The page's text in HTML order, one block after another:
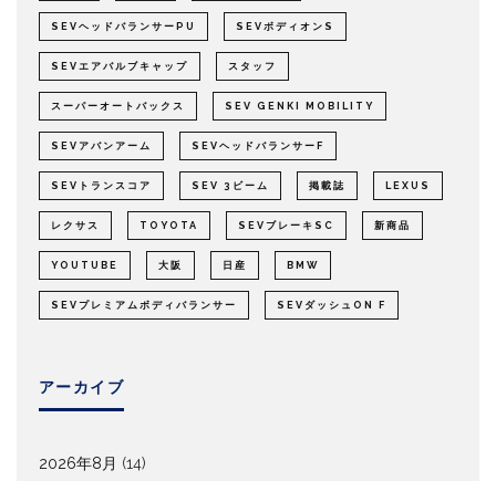
SEVヘッドバランサーPU SEVボディオンS
SEVエアバルブキャップ スタッフ
スーパーオートバックス SEV GENKI MOBILITY
SEVアバンアーム SEVヘッドバランサーF
SEVトランスコア SEV 3ビーム 掲載誌 LEXUS
レクサス TOYOTA SEVブレーキSC 新商品
YOUTUBE 大阪 日産 BMW
SEVプレミアムボディバランサー SEVダッシュON F
アーカイブ
2026年8月 (14)